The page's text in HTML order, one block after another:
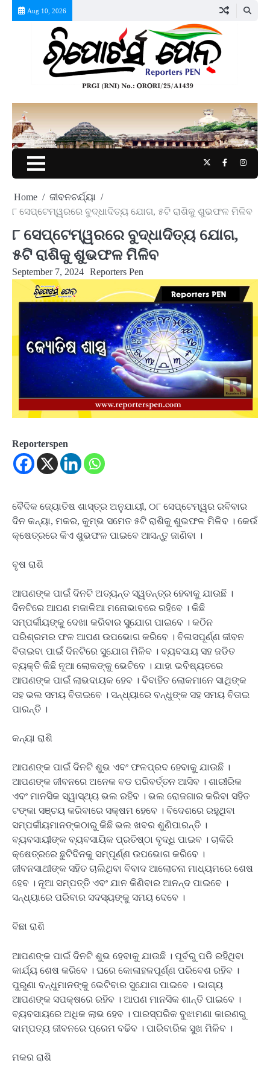
Aug 10, 2026
TwitterFacebook
Home
ଜୀବନଚର୍ଯ୍ୟା
୮ ସେପ୍ଟେମ୍ୱରରେ ବୁଦ୍ଧାଦିତ୍ୟ ଯୋଗ, ୫ଟି ରାଶିକୁ ଶୁଭଫଳ ମିଳିବ
୮ ସେପ୍ଟେମ୍ୱରରେ ବୁଦ୍ଧାଦିତ୍ୟ ଯୋଗ,
୫ଟି ରାଶିକୁ ଶୁଭଫଳ ମିଳିବ
September 7, 2024 Reporters Pen
Reporterspen
ବୈଦିକ ଜ୍ୟୋତିଷ ଶାସ୍ତ୍ର ଅନୁଯାୟୀ, ୦୮ ସେପ୍ଟେମ୍ୱର ରବିବାର
ଦିନ କନ୍ୟା, ମକର, କୁମ୍ଭ ସମେତ ୫ଟି ରାଶିକୁ ଶୁଭଫଳ ମିଳିବ । କେଉଁ
କ୍ଷେତ୍ରରେ କିଏ ଶୁଭଫଳ ପାଇବେ ଆସନ୍ତୁ ଜାଣିବା ।
ବୃଷ ରାଶି
ଆପଣଙ୍କ ପାଇଁ ଦିନଟି ଅତ୍ୟନ୍ତ ସ୍ୱତନ୍ତ୍ର ହେବାକୁ ଯାଉଛି ।
ଦିନଟିରେ ଆପଣ ମଜାଳିଆ ମନୋଭାବରେ ରହିବେ । କିଛି
ସମ୍ପର୍କୀୟଙ୍କୁ ଦେଖା କରିବାର ସୁଯୋଗ ପାଇବେ । କଠିନ
ପରିଶ୍ରମର ଫଳ ଆପଣ ଉପଭୋଗ କରିବେ । ବିଳାସପୂର୍ଣ୍ଣ ଜୀବନ
ବିତାଇବା ପାଇଁ ଦିନଟିରେ ସୁଯୋଗ ମିଳିବ । ବ୍ୟବସାୟ ସହ ଜଡିତ
ବ୍ୟକ୍ତି କିଛି ନୂଆ ଲୋକଙ୍କୁ ଭେଟିବେ । ଯାହା ଭବିଷ୍ୟତରେ
ଆପଣଙ୍କ ପାଇଁ ଲାଭଦାୟକ ହେବ । ବିବାହିତ ଲୋକମାନେ ସାଥିଙ୍କ
ସହ ଭଲ ସମୟ ବିତାଇବେ । ସନ୍ଧ୍ୟାରେ ବନ୍ଧୁଙ୍କ ସହ ସମୟ ବିତାଇ
ପାରନ୍ତି ।
କନ୍ୟା ରାଶି
ଆପଣଙ୍କ ପାଇଁ ଦିନଟି ଶୁଭ ଏବଂ ଫଳପ୍ରଦ ହେବାକୁ ଯାଉଛି ।
ଆପଣଙ୍କ ଜୀବନରେ ଅନେକ ବଡ ପରିବର୍ତ୍ତନ ଆସିବ । ଶାରୀରିକ
ଏବଂ ମାନସିକ ସ୍ୱାସ୍ଥ୍ୟ ଭଲ ରହିବ । ଭଲ ରୋଜଗାର କରିବା ସହିତ
ଟଙ୍କା ସଞ୍ଚୟ କରିବାରେ ସକ୍ଷମ ହେବେ । ବିଦେଶରେ ରହୁଥିବା
ସମ୍ପର୍କୀୟମାନଙ୍କଠାରୁ କିଛି ଭଲ ଖବର ଶୁଣିପାରନ୍ତି ।
ବ୍ୟବସାୟୀଙ୍କ ବ୍ୟବସାୟିକ ପ୍ରତିଷ୍ଠା ବୃଦ୍ଧି ପାଇବ । ଚାକିରି
କ୍ଷେତ୍ରରେ ଛୁଟିଦିନକୁ ସମ୍ପୂର୍ଣ୍ଣ ଉପଭୋଗ କରିବେ ।
ଜୀବନସାଥୀଙ୍କ ସହିତ ଚାଲିଥିବା ବିବାଦ ଆଲୋଚନା ମାଧ୍ୟମରେ ଶେଷ
ହେବ । ନୂଆ ସମ୍ପତ୍ତି ଏବଂ ଯାନ କିଣିବାର ଆନନ୍ଦ ପାଇବେ ।
ସନ୍ଧ୍ୟାରେ ପରିବାର ସଦସ୍ୟଙ୍କୁ ସମୟ ଦେବେ ।
ବିଛା ରାଶି
ଆପଣଙ୍କ ପାଇଁ ଦିନଟି ଶୁଭ ହେବାକୁ ଯାଉଛି । ପୂର୍ବରୁ ପଡି ରହିଥିବା
କାର୍ଯ୍ୟ ଶେଷ କରିବେ । ଘରେ କୋଳାହଳପୂର୍ଣ୍ଣ ପରିବେଶ ରହିବ ।
ପୁରୁଣା ବନ୍ଧୁମାନଙ୍କୁ ଭେଟିବାର ସୁଯୋଗ ପାଇବେ । ଭାଗ୍ୟ
ଆପଣଙ୍କ ସପକ୍ଷରେ ରହିବ । ଆପଣ ମାନସିକ ଶାନ୍ତି ପାଇବେ ।
ବ୍ୟବସାୟରେ ଅଧିକ ଲାଭ ହେବ । ପାରସ୍ପରିକ ବୁଝାମଣା କାରଣରୁ
ଦାମ୍ପତ୍ୟ ଜୀବନରେ ପ୍ରେମ ବଢିବ । ପାରିବାରିକ ସୁଖ ମିଳିବ ।
ମକର ରାଶି